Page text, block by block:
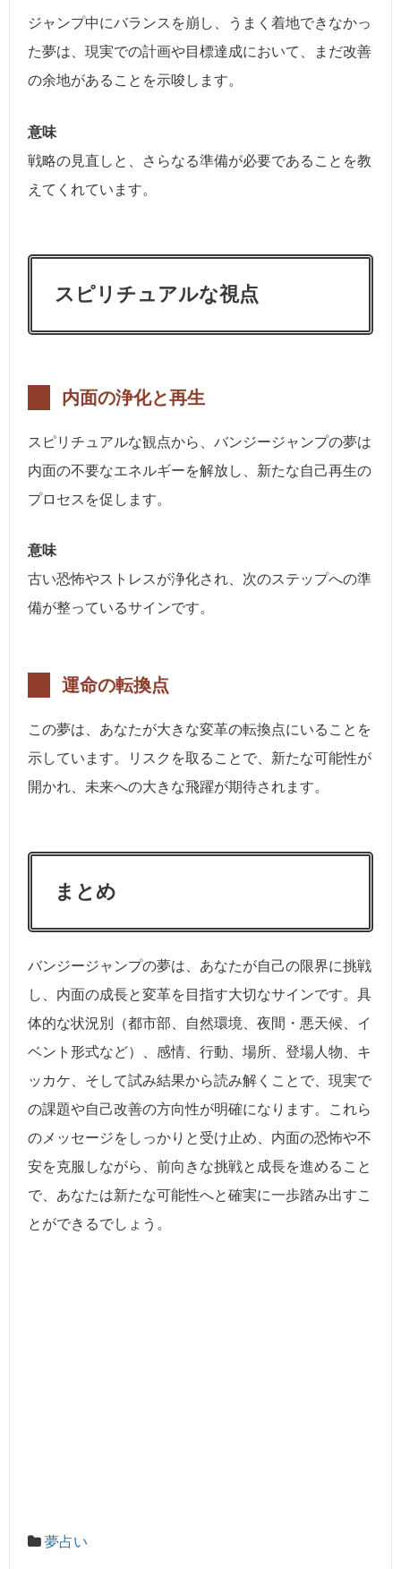
ジャンプ中にバランスを崩し、うまく着地できなかっ
た夢は、現実での計画や目標達成において、まだ改善
の余地があることを示唆します。
意味
戦略の見直しと、さらなる準備が必要であることを教
えてくれています。
スピリチュアルな視点
内面の浄化と再生
スピリチュアルな観点から、バンジージャンプの夢は
内面の不要なエネルギーを解放し、新たな自己再生の
プロセスを促します。
意味
古い恐怖やストレスが浄化され、次のステップへの準
備が整っているサインです。
運命の転換点
この夢は、あなたが大きな変革の転換点にいることを
示しています。リスクを取ることで、新たな可能性が
開かれ、未来への大きな飛躍が期待されます。
まとめ
バンジージャンプの夢は、あなたが自己の限界に挑戦
し、内面の成長と変革を目指す大切なサインです。具
体的な状況別（都市部、自然環境、夜間・悪天候、イ
ベント形式など）、感情、行動、場所、登場人物、キ
ッカケ、そして試み結果から読み解くことで、現実で
の課題や自己改善の方向性が明確になります。これら
のメッセージをしっかりと受け止め、内面の恐怖や不
安を克服しながら、前向きな挑戦と成長を進めること
で、あなたは新たな可能性へと確実に一歩踏み出すこ
とができるでしょう。
夢占い